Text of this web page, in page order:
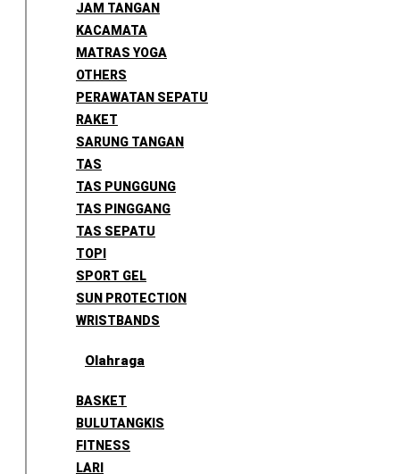
JAM TANGAN
KACAMATA
MATRAS YOGA
OTHERS
PERAWATAN SEPATU
RAKET
SARUNG TANGAN
TAS
TAS PUNGGUNG
TAS PINGGANG
TAS SEPATU
TOPI
SPORT GEL
SUN PROTECTION
WRISTBANDS
Olahraga
BASKET
BULUTANGKIS
FITNESS
LARI